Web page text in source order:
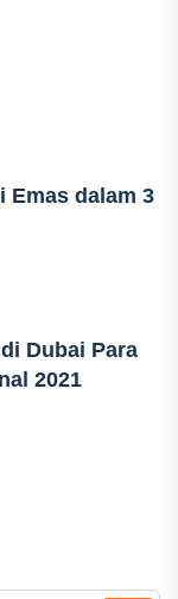
Emas dalam 3
Dubai Para
2021